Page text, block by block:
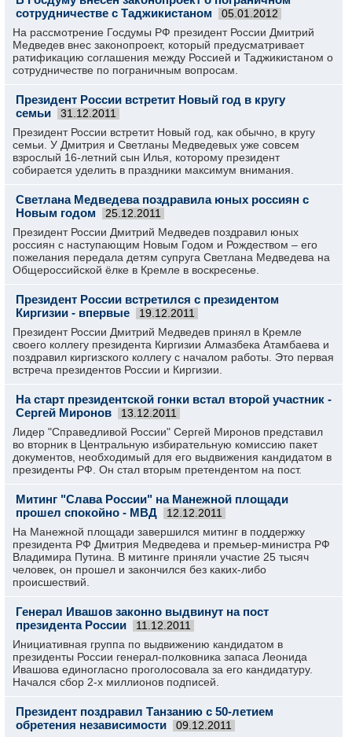
сотрудничестве с Таджикистаном
05.01.2012
На рассмотрение Госдумы РФ президент России Дмитрий
Медведев внес законопроект, который предусматривает
ратификацию соглашения между Россией и Таджикистаном о
сотрудничестве по пограничным вопросам.
Президент России встретит Новый год в кругу
семьи
31.12.2011
Президент России встретит Новый год, как обычно, в кругу
семьи. У Дмитрия и Светланы Медведевых уже совсем
взрослый 16-летний сын Илья, которому президент
собирается уделить в праздники максимум внимания.
Светлана Медведева поздравила юных россиян с
Новым годом
25.12.2011
Президент России Дмитрий Медведев поздравил юных
россиян с наступающим Новым Годом и Рождеством – его
пожелания передала детям супруга Светлана Медведева на
Общероссийской ёлке в Кремле в воскресенье.
Президент России встретился с президентом
Киргизии - впервые
19.12.2011
Президент России Дмитрий Медведев принял в Кремле
своего коллегу президента Киргизии Алмазбека Атамбаева и
поздравил киргизского коллегу с началом работы. Это первая
встреча президентов России и Киргизии.
На старт президентской гонки встал второй участник -
Сергей Миронов
13.12.2011
Лидер "Справедливой России" Сергей Миронов представил
во вторник в Центральную избирательную комиссию пакет
документов, необходимый для его выдвижения кандидатом в
президенты РФ. Он стал вторым претендентом на пост.
Митинг "Слава России" на Манежной площади
прошел спокойно - МВД
12.12.2011
На Манежной площади завершился митинг в поддержку
президента РФ Дмитрия Медведева и премьер-министра РФ
Владимира Путина. В митинге приняли участие 25 тысяч
человек, он прошел и закончился без каких-либо
происшествий.
Генерал Ивашов законно выдвинут на пост
президента России
11.12.2011
Инициативная группа по выдвижению кандидатом в
президенты России генерал-полковника запаса Леонида
Ивашова единогласно проголосовала за его кандидатуру.
Начался сбор 2-х миллионов подписей.
Президент поздравил Танзанию с 50-летием
обретения независимости
09.12.2011